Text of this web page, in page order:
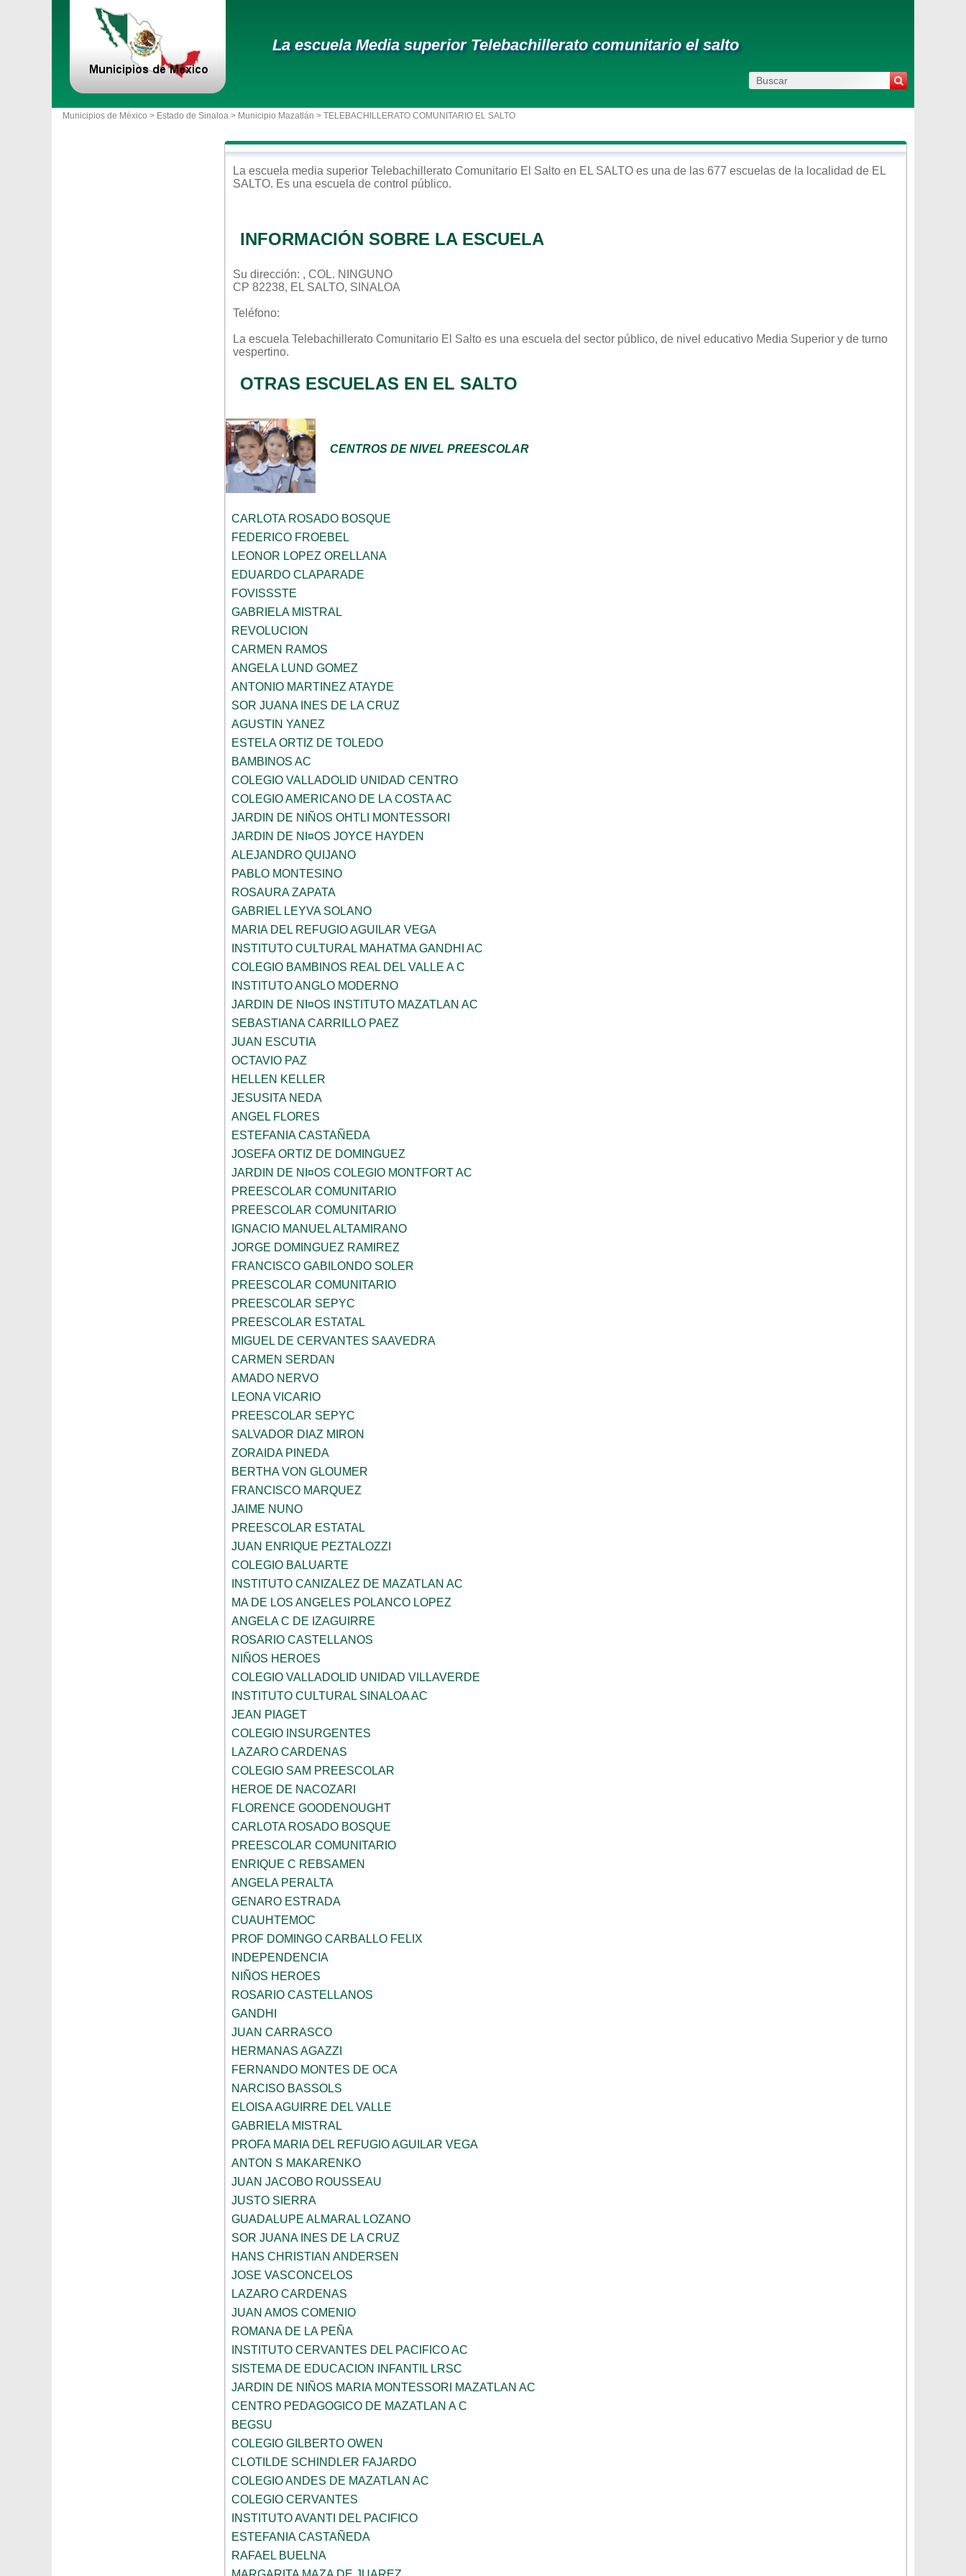
La escuela Media superior Telebachillerato comunitario el salto
Municipios de México > Estado de Sinaloa > Municipio Mazatlán > TELEBACHILLERATO COMUNITARIO EL SALTO
La escuela media superior Telebachillerato Comunitario El Salto en EL SALTO es una de las 677 escuelas de la localidad de EL
SALTO. Es una escuela de control público.
INFORMACIÓN SOBRE LA ESCUELA
Su dirección: , COL. NINGUNO
CP 82238, EL SALTO, SINALOA
Teléfono:
La escuela Telebachillerato Comunitario El Salto es una escuela del sector público, de nivel educativo Media Superior y de turno
vespertino.
OTRAS ESCUELAS EN EL SALTO
CENTROS DE NIVEL PREESCOLAR
CARLOTA ROSADO BOSQUE
FEDERICO FROEBEL
LEONOR LOPEZ ORELLANA
EDUARDO CLAPARADE
FOVISSSTE
GABRIELA MISTRAL
REVOLUCION
CARMEN RAMOS
ANGELA LUND GOMEZ
ANTONIO MARTINEZ ATAYDE
SOR JUANA INES DE LA CRUZ
AGUSTIN YANEZ
ESTELA ORTIZ DE TOLEDO
BAMBINOS AC
COLEGIO VALLADOLID UNIDAD CENTRO
COLEGIO AMERICANO DE LA COSTA AC
JARDIN DE NIÑOS OHTLI MONTESSORI
JARDIN DE NI¤OS JOYCE HAYDEN
ALEJANDRO QUIJANO
PABLO MONTESINO
ROSAURA ZAPATA
GABRIEL LEYVA SOLANO
MARIA DEL REFUGIO AGUILAR VEGA
INSTITUTO CULTURAL MAHATMA GANDHI AC
COLEGIO BAMBINOS REAL DEL VALLE A C
INSTITUTO ANGLO MODERNO
JARDIN DE NI¤OS INSTITUTO MAZATLAN AC
SEBASTIANA CARRILLO PAEZ
JUAN ESCUTIA
OCTAVIO PAZ
HELLEN KELLER
JESUSITA NEDA
ANGEL FLORES
ESTEFANIA CASTAÑEDA
JOSEFA ORTIZ DE DOMINGUEZ
JARDIN DE NI¤OS COLEGIO MONTFORT AC
PREESCOLAR COMUNITARIO
PREESCOLAR COMUNITARIO
IGNACIO MANUEL ALTAMIRANO
JORGE DOMINGUEZ RAMIREZ
FRANCISCO GABILONDO SOLER
PREESCOLAR COMUNITARIO
PREESCOLAR SEPYC
PREESCOLAR ESTATAL
MIGUEL DE CERVANTES SAAVEDRA
CARMEN SERDAN
AMADO NERVO
LEONA VICARIO
PREESCOLAR SEPYC
SALVADOR DIAZ MIRON
ZORAIDA PINEDA
BERTHA VON GLOUMER
FRANCISCO MARQUEZ
JAIME NUNO
PREESCOLAR ESTATAL
JUAN ENRIQUE PEZTALOZZI
COLEGIO BALUARTE
INSTITUTO CANIZALEZ DE MAZATLAN AC
MA DE LOS ANGELES POLANCO LOPEZ
ANGELA C DE IZAGUIRRE
ROSARIO CASTELLANOS
NIÑOS HEROES
COLEGIO VALLADOLID UNIDAD VILLAVERDE
INSTITUTO CULTURAL SINALOA AC
JEAN PIAGET
COLEGIO INSURGENTES
LAZARO CARDENAS
COLEGIO SAM PREESCOLAR
HEROE DE NACOZARI
FLORENCE GOODENOUGHT
CARLOTA ROSADO BOSQUE
PREESCOLAR COMUNITARIO
ENRIQUE C REBSAMEN
ANGELA PERALTA
GENARO ESTRADA
CUAUHTEMOC
PROF DOMINGO CARBALLO FELIX
INDEPENDENCIA
NIÑOS HEROES
ROSARIO CASTELLANOS
GANDHI
JUAN CARRASCO
HERMANAS AGAZZI
FERNANDO MONTES DE OCA
NARCISO BASSOLS
ELOISA AGUIRRE DEL VALLE
GABRIELA MISTRAL
PROFA MARIA DEL REFUGIO AGUILAR VEGA
ANTON S MAKARENKO
JUAN JACOBO ROUSSEAU
JUSTO SIERRA
GUADALUPE ALMARAL LOZANO
SOR JUANA INES DE LA CRUZ
HANS CHRISTIAN ANDERSEN
JOSE VASCONCELOS
LAZARO CARDENAS
JUAN AMOS COMENIO
ROMANA DE LA PEÑA
INSTITUTO CERVANTES DEL PACIFICO AC
SISTEMA DE EDUCACION INFANTIL LRSC
JARDIN DE NIÑOS MARIA MONTESSORI MAZATLAN AC
CENTRO PEDAGOGICO DE MAZATLAN A C
BEGSU
COLEGIO GILBERTO OWEN
CLOTILDE SCHINDLER FAJARDO
COLEGIO ANDES DE MAZATLAN AC
COLEGIO CERVANTES
INSTITUTO AVANTI DEL PACIFICO
ESTEFANIA CASTAÑEDA
RAFAEL BUELNA